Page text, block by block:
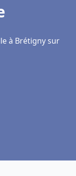
à Brétigny sur